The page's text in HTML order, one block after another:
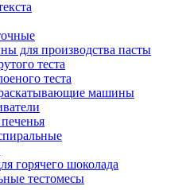
для производства пасты
теста
теста
машины
горячего шоколада
тестомесы